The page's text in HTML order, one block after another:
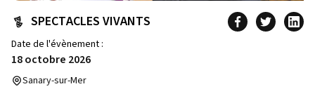
SPECTACLES VIVANTS
Date de l'évènement :
18 octobre 2026
Sanary-sur-Mer